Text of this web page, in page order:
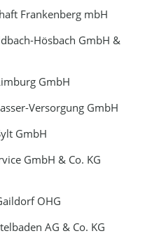
Frankenberg mbH
Hösbach GmbH &
GmbH
Versorgung GmbH
GmbH
GmbH & Co. KG
OHG
AG & Co. KG